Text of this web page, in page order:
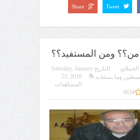
Tweet
Share
ومن المستفيد؟؟
التاريخ Saturday, January
23, 2010
وما يستَجَـد
المشاهدات
4834